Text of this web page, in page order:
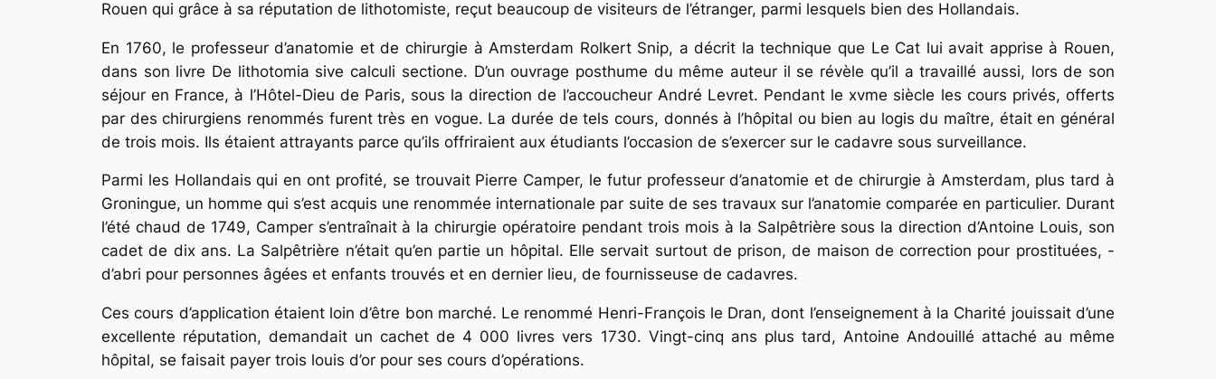
Rouen qui grâce à sa réputation de litho­tomiste, reçut beaucoup de visiteurs de l’étranger, parmi lesquels bien des Hollandais.
En 1760, le professeur d’anatomie et de chirurgie à Amsterdam Rolkert Snip, a décrit la technique que Le Cat lui avait apprise à Rouen,
dans son livre De litho­tomia sive calculi sectione. D’un ouvrage posthume du même auteur il se révèle qu’il a travaillé aussi, lors de son
séjour en France, à l’Hôtel-Dieu de Paris, sous la direction de l’accoucheur André Levret. Pendant le xvme siècle les cours privés, offerts
par des chirurgiens renommés furent très en vogue. La durée de tels cours, donnés à l’hôpital ou bien au logis du maître, était en général
de trois mois. Ils étaient attrayants parce qu’ils offriraient aux étudiants l’occasion de s’exercer sur le cadavre sous surveillance.
Parmi les Hollandais qui en ont profité, se trouvait Pierre Camper, le futur professeur d’anatomie et de chirurgie à Amsterdam, plus tard à
Groningue, un homme qui s’est acquis une renommée internationale par suite de ses travaux sur l’anatomie comparée en particulier. Durant
l’été chaud de 1749, Camper s’entraînait à la chirurgie opératoire pendant trois mois à la Salpêtrière sous la direction d’Antoine Louis, son
cadet de dix ans. La Salpêtrière n’était qu’en partie un hôpital. Elle servait surtout de prison, de maison de correction pour prostituées, -
d’abri pour personnes âgées et enfants trouvés et en dernier lieu, de fournisseuse de cadavres.
Ces cours d’application étaient loin d’être bon marché. Le renommé Henri-François le Dran, dont l’enseignement à la Charité jouissait d’une
excellente répu­tation, demandait un cachet de 4 000 livres vers 1730. Vingt-cinq ans plus tard, Antoine Andouillé attaché au même
hôpital, se faisait payer trois louis d’or pour ses cours d’opérations.